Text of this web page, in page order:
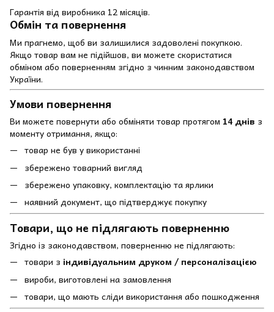
Гарантія від виробника 12 місяців.
Обмін та повернення
Ми прагнемо, щоб ви залишилися задоволені покупкою.
Якщо товар вам не підійшов, ви можете скористатися
обміном або поверненням згідно з чинним законодавством
України.
Умови повернення
Ви можете повернути або обміняти товар протягом 14 днів з
моменту отримання, якщо:
товар не був у використанні
збережено товарний вигляд
збережено упаковку, комплектацію та ярлики
наявний документ, що підтверджує покупку
Товари, що не підлягають поверненню
Згідно із законодавством, поверненню не підлягають:
товари з індивідуальним друком / персоналізацією
вироби, виготовлені на замовлення
товари, що мають сліди використання або пошкодження